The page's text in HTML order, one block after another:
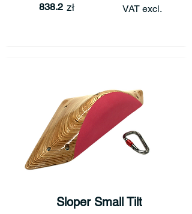
838.2 zł VAT excl.
Sloper Small Tilt